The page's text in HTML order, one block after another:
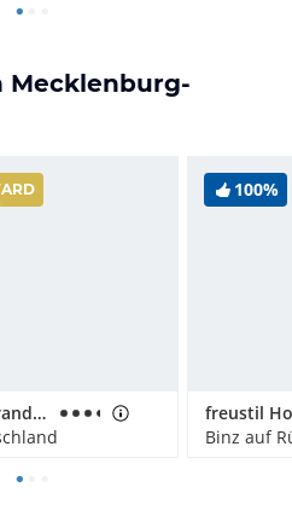
Mecklenburg-
Aparthotel Strandhus Familie Herrgott
100%
freustil
Binz auf